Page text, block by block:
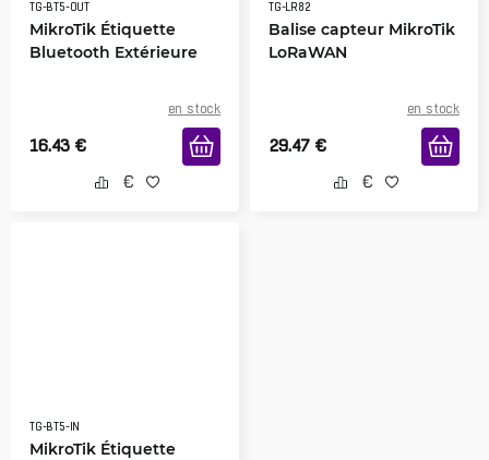
TG-BT5-OUT
MikroTik Étiquette
Bluetooth Extérieure
en stock
16.43 €
TG-LR82
Balise capteur MikroTik
LoRaWAN
en stock
29.47 €
TG-BT5-IN
MikroTik Étiquette